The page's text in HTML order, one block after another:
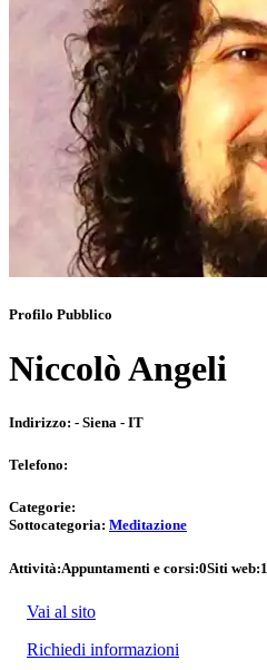
Profilo Pubblico
Niccolò Angeli
Indirizzo: - Siena - IT
Telefono:
Categorie:
Sottocategoria: Meditazione
Attività:Appuntamenti e corsi:0Siti web:1
Vai al sito
Richiedi informazioni